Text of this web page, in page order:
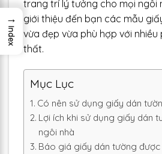
trang trí lý tưởng cho mọi ngôi
giới thiệu đến bạn các mẫu
vừa đẹp vừa phù hợp với
thất.
Mục Lục
Có nên sử dụng giấy dán
Lợi ích khi sử dụng giấy dán
ngôi nhà
Báo giá giấy dán tường
→
Index